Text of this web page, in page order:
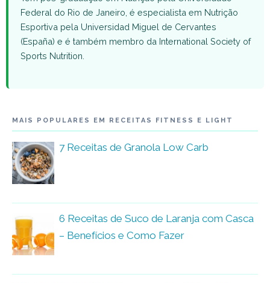
Federal do Rio de Janeiro, é especialista em Nutrição
Esportiva pela Universidad Miguel de Cervantes
(España) e é também membro da International Society of
Sports Nutrition.
MAIS POPULARES EM RECEITAS FITNESS E LIGHT
7 Receitas de Granola Low Carb
6 Receitas de Suco de Laranja com Casca
– Benefícios e Como Fazer